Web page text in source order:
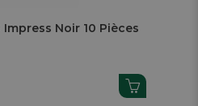
Impress Noir 10 Pièces